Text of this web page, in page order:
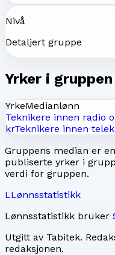
Nivå
Detaljert gruppe
Yrker i gruppen
YrkeMedianlønn
Teknikere innen radio
krTeknikere innen
Gruppens median er
publiserte yrker i
verdi for gruppen.
LLønnsstatistikk
Lønnsstatistikk bruker
Utgitt av Tabitek.
redaksjonen.